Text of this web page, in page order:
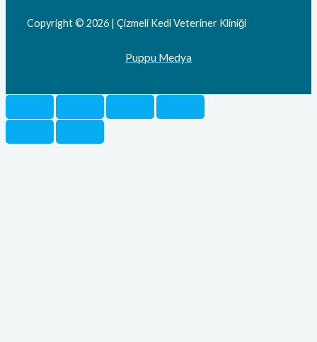
Copyright © 2026 | Çizmeli Kedi Veteriner Kliniği
Puppu Medya